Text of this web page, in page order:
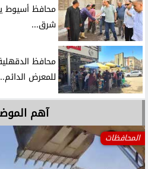
محافظ أسيوط
شرق...
محافظ
للمعرض
آهم
المحافظات